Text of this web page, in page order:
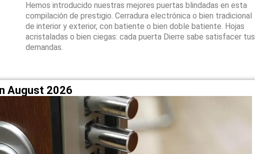
Hemos introducido nuestras mejores puertas blindadas en esta
compilación de prestigio. Cerradura electrónica o bien tradicional
de interior y exterior, con batiente o bien doble batiente. Hojas
acristaladas o bien ciegas: cada puerta Dierre sabe satisfacer tus
demandas.
August 2026